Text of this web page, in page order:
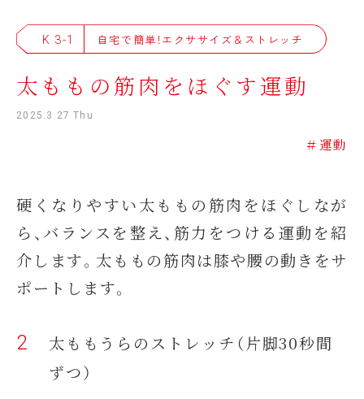
K 3-1 自宅で簡単！エクササイズ＆ストレッチ
太ももの筋肉をほぐす運動
2025.3.27 Thu
＃運動
硬くなりやすい太ももの筋肉をほぐしなが
ら、バランスを整え、筋力をつける運動を紹
介します。太ももの筋肉は膝や腰の動きをサ
ポートします。
太ももうらのストレッチ（片脚30秒間
ずつ）